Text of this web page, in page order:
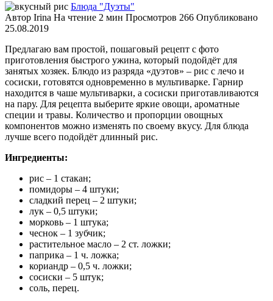
Блюда "Дуэты"
Автор Irina На чтение 2 мин Просмотров 266 Опубликовано
25.08.2019
Предлагаю вам простой, пошаговый рецепт с фото
приготовления быстрого ужина, который подойдёт для
занятых хозяек. Блюдо из разряда «дуэтов» – рис с лечо и
сосиски, готовятся одновременно в мультиварке. Гарнир
находится в чаше мультиварки, а сосиски приготавливаются
на пару. Для рецепта выберите яркие овощи, ароматные
специи и травы. Количество и пропорции овощных
компонентов можно изменять по своему вкусу. Для блюда
лучше всего подойдёт длинный рис.
Ингредиенты:
рис – 1 стакан;
помидоры – 4 штуки;
сладкий перец – 2 штуки;
лук – 0,5 штуки;
морковь – 1 штука;
чеснок – 1 зубчик;
растительное масло – 2 ст. ложки;
паприка – 1 ч. ложка;
кориандр – 0,5 ч. ложки;
сосиски – 5 штук;
соль, перец.